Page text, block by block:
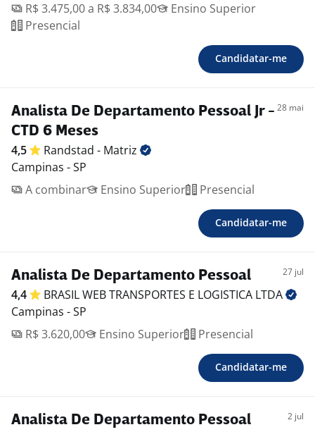
R$ 3.475,00 a R$ 3.834,00
Ensino Superior
Presencial
Candidatar-me
Analista De Departamento Pessoal Jr -
CTD 6 Meses
28 mai
4,5 Randstad - Matriz
Campinas - SP
A combinar
Ensino Superior Presencial
Candidatar-me
Analista De Departamento Pessoal 27 jul
4,4 BRASIL WEB TRANSPORTES E LOGISTICA LTDA
Campinas - SP
R$ 3.620,00
Ensino Superior Presencial
Candidatar-me
Analista De Departamento Pessoal
2 jul